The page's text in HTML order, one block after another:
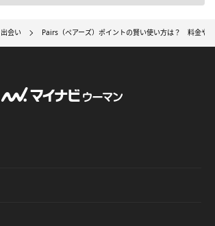
出会い Pairs（ペアーズ）ポイントの賢い使い方は？ 料金や